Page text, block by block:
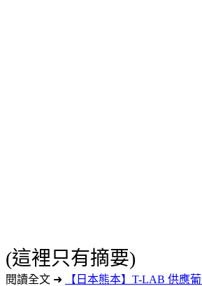
(這裡只有摘要)
閱讀全文 ➜
【日本熊本】T-LAB 供應